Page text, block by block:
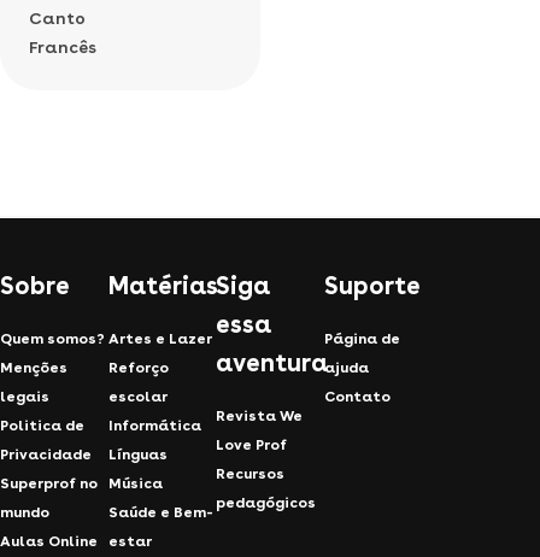
Canto
Francês
Sobre
Quem somos?
Menções
legais
Politica de
Privacidade
Superprof no
mundo
Aulas Online
Matérias
Artes e Lazer
Reforço
escolar
Informática
Línguas
Música
Saúde e Bem-
estar
Siga
essa
aventura
Revista We
Love Prof
Recursos
pedagógicos
Suporte
Página de
ajuda
Contato